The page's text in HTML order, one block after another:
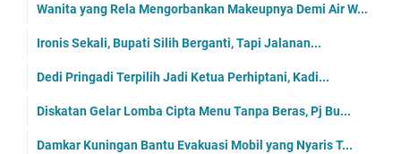
Wanita yang Rela Mengorbankan Makeupnya Demi Air W...
Ironis Sekali, Bupati Silih Berganti, Tapi Jalanan...
Dedi Pringadi Terpilih Jadi Ketua Perhiptani, Kadi...
Diskatan Gelar Lomba Cipta Menu Tanpa Beras, Pj Bu...
Damkar Kuningan Bantu Evakuasi Mobil yang Nyaris T...